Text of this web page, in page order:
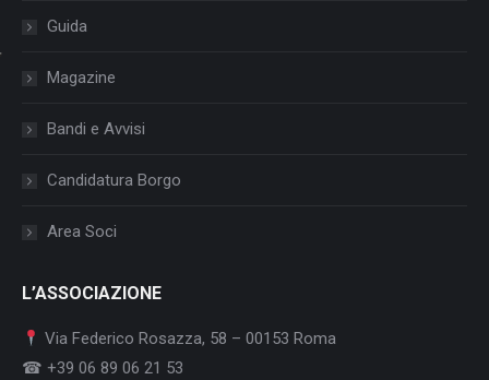
Guida
Magazine
Bandi e Avvisi
Candidatura Borgo
Area Soci
L’ASSOCIAZIONE
Via Federico Rosazza, 58 – 00153 Roma
☎ +39 06 89 06 21 53